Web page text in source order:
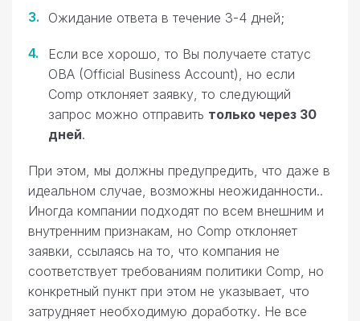
Ожидание ответа в течение 3-4 дней;
Если все хорошо, то Вы получаете статус
OBA (Official Business Account), но если
Comp отклоняет заявку, то следующий
запрос можно отправить только через 30
дней.
При этом, мы должны предупредить, что даже в
идеальном случае, возможны неожиданности..
Иногда компании подходят по всем внешним и
внутренним признакам, но Comp отклоняет
заявки, ссылаясь на то, что компания не
соответствует требованиям политики Comp, но
конкретный пункт при этом не указывает, что
затрудняет необходимую доработку. Не все